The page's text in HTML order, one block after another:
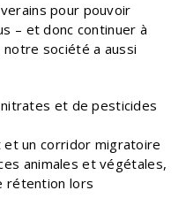
pour pouvoir
– et donc continuer à
société a aussi
et de pesticides
un corridor migratoire
animales et végétales,
rétention lors